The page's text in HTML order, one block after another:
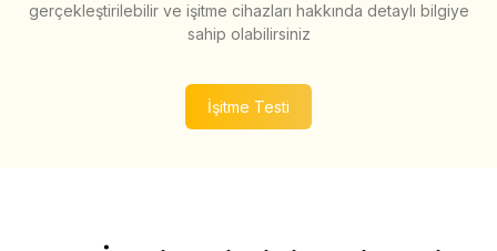
gerçekleştirilebilir ve işitme cihazları hakkında detaylı bilgiye
sahip olabilirsiniz
İşitme Testi